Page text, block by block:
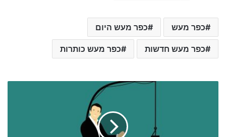
כפר מעש כפר מעש היום
כפר מעש חדשות כפר מעש כותרות